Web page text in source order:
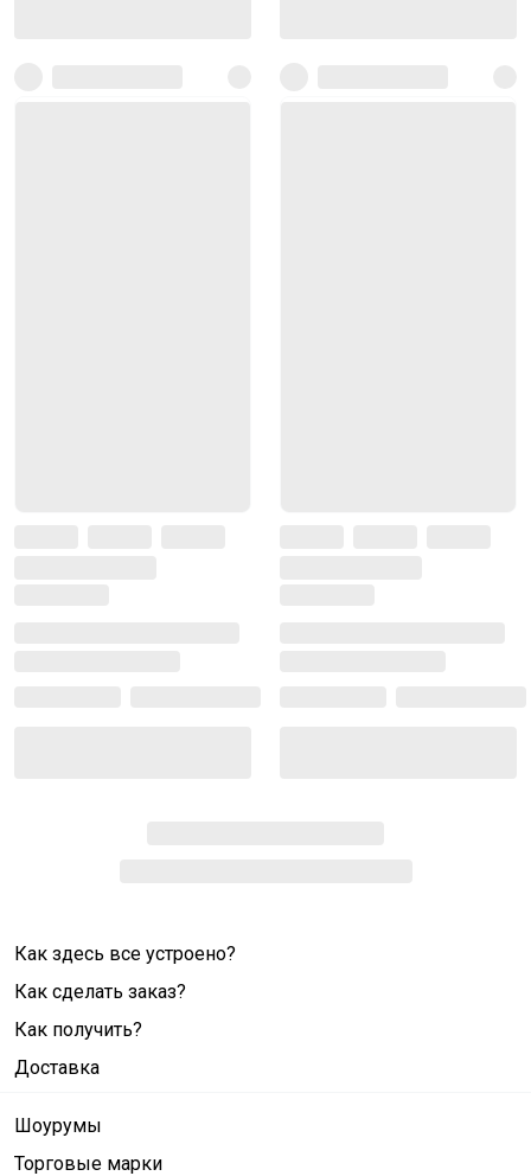
Как здесь все устроено?
Как сделать заказ?
Как получить?
Доставка
Шоурумы
Торговые марки